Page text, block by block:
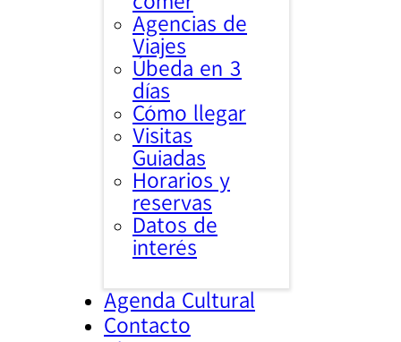
Agencias de
Viajes
Úbeda en 3
días
Cómo llegar
Visitas
Guiadas
Horarios y
reservas
Datos de
interés
Agenda Cultural
Contacto